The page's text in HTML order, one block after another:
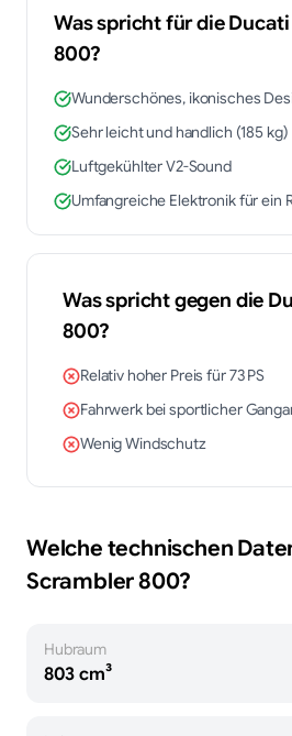
Was spricht für dieDucati
800?
Wunderschönes, ikonisches
Sehr leicht und handlich (185 kg)
Luftgekühlter V2-Sound
Umfangreiche Elektronik für ein
Was spricht gegen die
800?
Relativ hoher Preis für 73 PS
Fahrwerk bei sportlicher
Wenig Windschutz
Welche technischen
Scrambler 800?
Hubraum
803 cm³